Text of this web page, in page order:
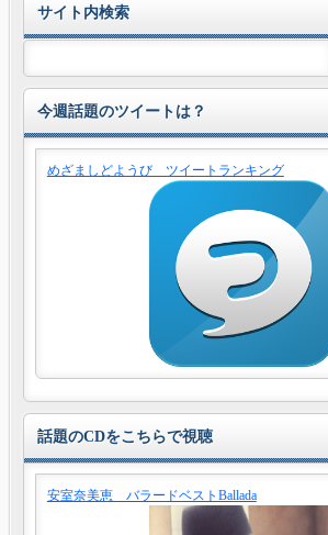
サイト内検索
今週話題のツイートは？
めざましどようび ツイートランキング
話題のCDをこちらで視聴
安室奈美恵 バラードベストBallada